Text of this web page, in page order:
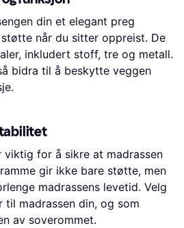
din et elegant preg
når du sitter oppreist. De
inkludert stoff, tre og metall.
bidra til å beskytte veggen
viktig for å sikre at madrassen
gir ikke bare støtte, men
madrassens levetid. Velg
til madrassen din, og som
av soverommet.